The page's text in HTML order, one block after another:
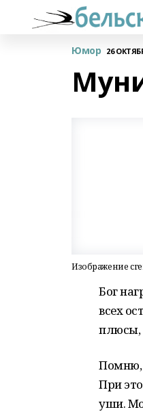
Юмор 26
Изображение
Бог
всех
плюсы,
Помню,
При
уши.